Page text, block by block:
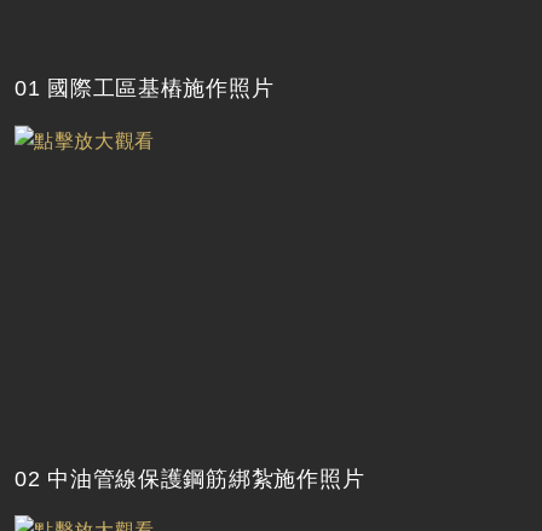
01 國際工區基樁施作照片
02 中油管線保護鋼筋綁紮施作照片